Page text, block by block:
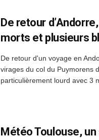
De retour
morts et plusieurs
De retour d'un voyage en
virages du col du Puymorens
particulièrement lourd avec 3
Météo Toulouse,